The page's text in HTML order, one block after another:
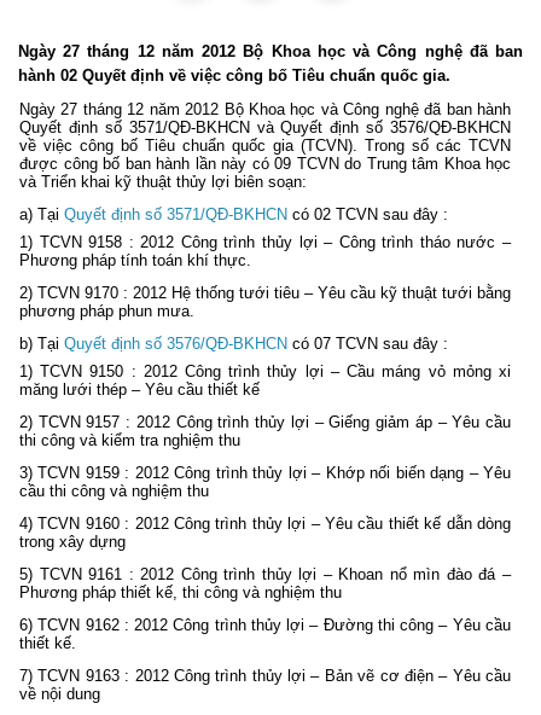
Ngày 27 tháng 12 năm 2012 Bộ Khoa học và Công nghệ đã ban
hành 02 Quyết định về việc công bố Tiêu chuẩn quốc gia.
Ngày 27 tháng 12 năm 2012 Bộ Khoa học và Công nghệ đã ban hành
Quyết định số 3571/QĐ-BKHCN và Quyết định số 3576/QĐ-BKHCN
về việc công bố Tiêu chuẩn quốc gia (TCVN). Trong số các TCVN
được công bố ban hành lần này có 09 TCVN do Trung tâm Khoa học
và Triển khai kỹ thuật thủy lợi biên soạn:
a) Tại Quyết định số 3571/QĐ-BKHCN có 02 TCVN sau đây :
1) TCVN 9158 : 2012 Công trình thủy lợi – Công trình tháo nước –
Phương pháp tính toán khí thực.
2) TCVN 9170 : 2012 Hệ thống tưới tiêu – Yêu cầu kỹ thuật tưới bằng
phương pháp phun mưa.
b) Tại Quyết định số 3576/QĐ-BKHCN có 07 TCVN sau đây :
1) TCVN 9150 : 2012 Công trình thủy lợi – Cầu máng vỏ mỏng xi
măng lưới thép – Yêu cầu thiết kế
2) TCVN 9157 : 2012 Công trình thủy lợi – Giếng giảm áp – Yêu cầu
thi công và kiểm tra nghiệm thu
3) TCVN 9159 : 2012 Công trình thủy lợi – Khớp nối biến dạng – Yêu
cầu thi công và nghiệm thu
4) TCVN 9160 : 2012 Công trình thủy lợi – Yêu cầu thiết kế dẫn dòng
trong xây dựng
5) TCVN 9161 : 2012 Công trình thủy lợi – Khoan nổ mìn đào đá –
Phương pháp thiết kế, thi công và nghiệm thu
6) TCVN 9162 : 2012 Công trình thủy lợi – Đường thi công – Yêu cầu
thiết kế.
7) TCVN 9163 : 2012 Công trình thủy lợi – Bản vẽ cơ điện – Yêu cầu
về nội dung